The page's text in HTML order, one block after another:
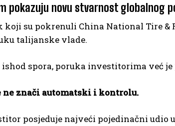
pokazuju novu stvarnost globalnog
koji su pokrenuli China National Tire &
talijanske vlade.
ishod spora, poruka investitorima već je
znači automatski i kontrolu.
posjeduje najveći pojedinačni